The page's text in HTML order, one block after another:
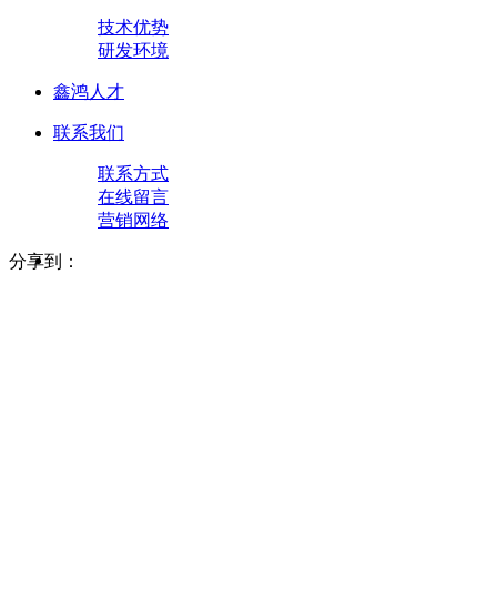
技术优势
研发环境
鑫鸿人才
联系我们
联系方式
在线留言
营销网络
分享到：